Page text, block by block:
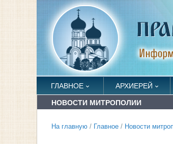
ГЛАВНОЕ АРХИЕРЕЙ
НОВОСТИ МИТРОПОЛИИ
На главную / Главное / Новости